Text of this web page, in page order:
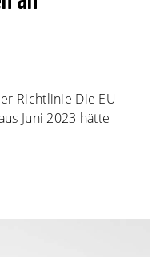
Richtlinie Die EU-
Juni 2023 hätte